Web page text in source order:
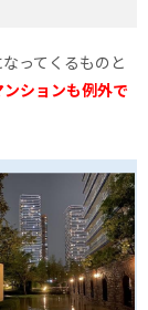
ってくるものと
ンションも例外で